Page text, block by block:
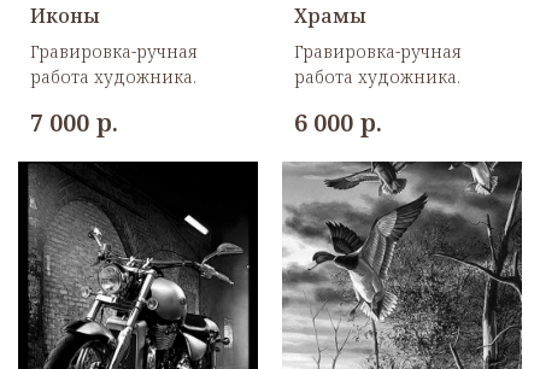
Иконы
Гравировка-ручная
работа художника.
7 000 р.
Храмы
Гравировка-ручная
работа художника.
6 000 р.